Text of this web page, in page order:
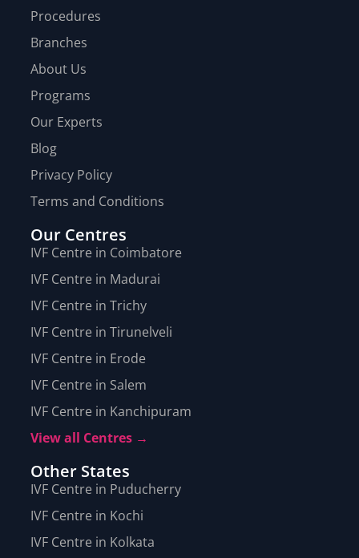
Procedures
Branches
About Us
Programs
Our Experts
Blog
Privacy Policy
Terms and Conditions
Our Centres
IVF Centre in Coimbatore
IVF Centre in Madurai
IVF Centre in Trichy
IVF Centre in Tirunelveli
IVF Centre in Erode
IVF Centre in Salem
IVF Centre in Kanchipuram
View all Centres →
Other States
IVF Centre in Puducherry
IVF Centre in Kochi
IVF Centre in Kolkata